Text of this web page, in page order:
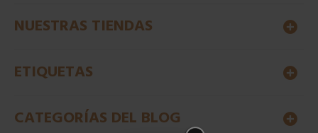
NUESTRAS TIENDAS
ETIQUETAS
CATEGORÍAS DEL BLOG